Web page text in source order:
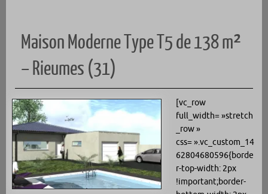
Maison Moderne Type T5 de 138 m²
– Rieumes (31)
[vc_row
full_width= »stretch
_row »
css= ».vc_custom_14
62804680596{borde
r-top-width: 2px
!important;border-